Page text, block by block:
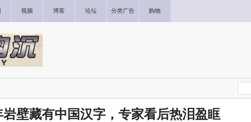
视频 博客 论坛 分类广告 购物
岩壁藏有中国汉字，专家看后热泪盈眶